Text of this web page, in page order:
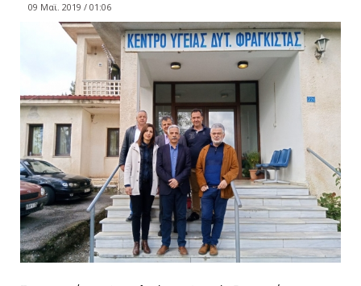
09 Μαϊ. 2019 / 01:06